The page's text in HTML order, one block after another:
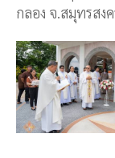
กลอง จ.สมุทรสง